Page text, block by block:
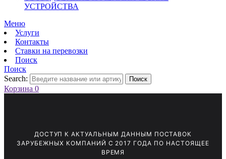
УСТРОЙСТВА
Меню
Услуги
Контакты
Ставки на перевозки
Поиск
Поиск
Search:
Поиск
Корзина 0
ДОСТУП К АКТУАЛЬНЫМ ДАННЫМ ПОСТАВОК
ЗАРУБЕЖНЫХ КОМПАНИЙ С 2017 ГОДА ПО НАСТОЯЩЕЕ
ВРЕМЯ